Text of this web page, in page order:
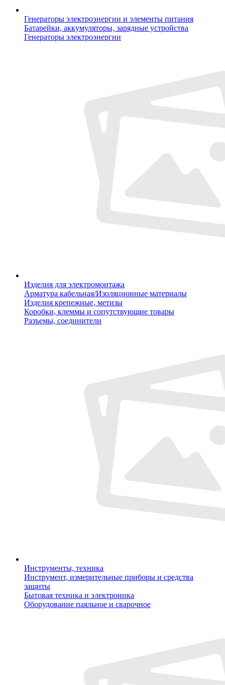
Генераторы электроэнергии и элементы питания
Батарейки, аккумуляторы, зарядные устройства
Генераторы электроэнергии
Изделия для электромонтажа
Арматура кабельная/Изоляционные материалы
Изделия крепежные, метизы
Коробки, клеммы и сопутствующие товары
Разъемы, соединители
Инструменты, техника
Инструмент, измерительные приборы и средства
защиты
Бытовая техника и электроника
Оборудование паяльное и сварочное